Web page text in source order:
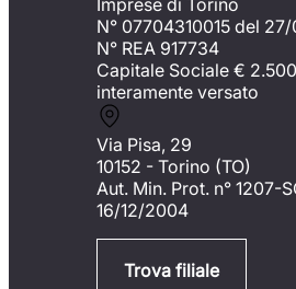
Imprese di Torino
N° 07704310015 del
N° REA 917734
Capitale Sociale €
interamente versato
Via Pisa, 29
10152 - Torino (TO)
Aut. Min. Prot. n° 1207-
16/12/2004
Trova filiale